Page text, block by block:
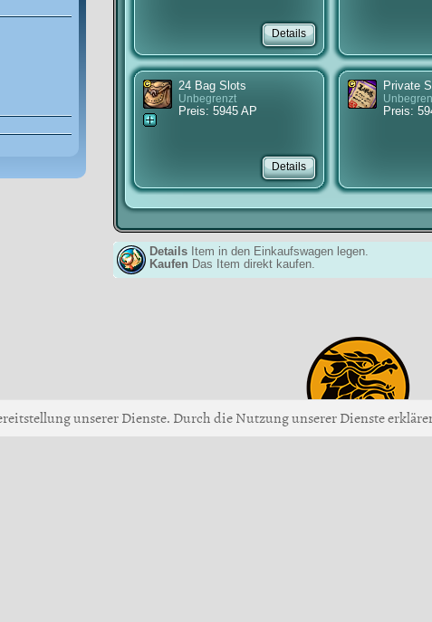
24 Bag Slots
Unbegrenzt
Preis: 5945 AP
Private
Preis:
Details Item in den Einkaufswagen legen.
Kaufen Das Item direkt kaufen.
unserer Dienste. Durch die Nutzung unserer Dienste